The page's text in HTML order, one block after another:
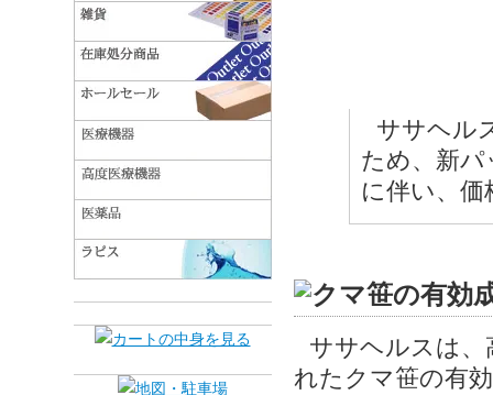
ササヘル
ため、新
に伴い、
ササヘルスは、
れたクマ笹の有